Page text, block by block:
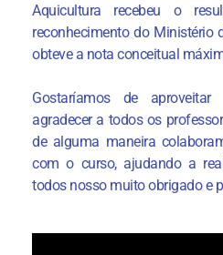
Aquicultura recebeu o
reconhecimento do Ministério
obteve a nota conceitual
Gostaríamos de
agradecer a todos os
de alguma maneira
com o curso, ajudando a
todos nosso muito obrigado e